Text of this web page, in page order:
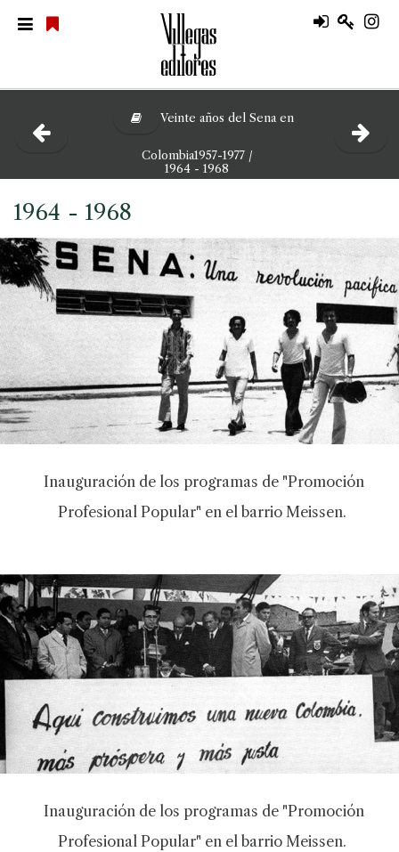
Veinte años del Sena en
Colombia1957-1977 /
1964 - 1968
1964 - 1968
Inauguración de los programas de "Promoción
Profesional Popular" en el barrio Meissen.
Inauguración de los programas de "Promoción
Profesional Popular" en el barrio Meissen.